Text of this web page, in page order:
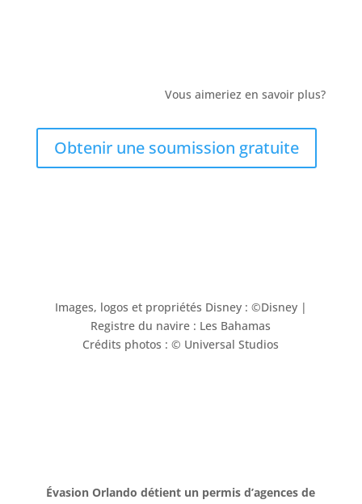
Vous aimeriez en savoir plus?
Obtenir une soumission gratuite
Images, logos et propriétés Disney : ©Disney |
Registre du navire : Les Bahamas
Crédits photos : © Universal Studios
Évasion Orlando détient un permis d’agences de